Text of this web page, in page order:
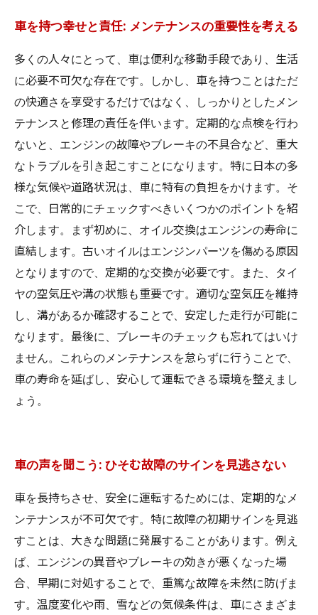
オイル交換とタイヤチェック: 基本メンテナンス
で事故を防ぐ
正しい知識が鍵: 安全なドライブを実現するため
に
車修理とメンテナンスの究極ガイド: 未来の安心
を手に入れる
車を持つ幸せと責任: メンテナンスの重要性を考える
多くの人々にとって、車は便利な移動手段であり、生活
に必要不可欠な存在です。しかし、車を持つことはただ
の快適さを享受するだけではなく、しっかりとしたメン
テナンスと修理の責任を伴います。定期的な点検を行わ
ないと、エンジンの故障やブレーキの不具合など、重大
なトラブルを引き起こすことになります。特に日本の多
様な気候や道路状況は、車に特有の負担をかけます。そ
こで、日常的にチェックすべきいくつかのポイントを紹
介します。まず初めに、オイル交換はエンジンの寿命に
直結します。古いオイルはエンジンパーツを傷める原因
となりますので、定期的な交換が必要です。また、タイ
ヤの空気圧や溝の状態も重要です。適切な空気圧を維持
し、溝があるか確認することで、安定した走行が可能に
なります。最後に、ブレーキのチェックも忘れてはいけ
ません。これらのメンテナンスを怠らずに行うことで、
車の寿命を延ばし、安心して運転できる環境を整えまし
ょう。
車の声を聞こう: ひそむ故障のサインを見逃さない
車を長持ちさせ、安全に運転するためには、定期的なメ
ンテナンスが不可欠です。特に故障の初期サインを見逃
すことは、大きな問題に発展することがあります。例え
ば、エンジンの異音やブレーキの効きが悪くなった場
合、早期に対処することで、重篤な故障を未然に防げま
す。温度変化や雨、雪などの気候条件は、車にさまざま